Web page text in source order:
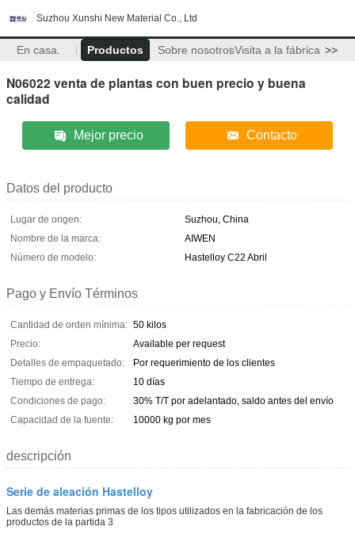
Suzhou Xunshi New Material Co., Ltd
En casa. Productos Sobre nosotrosVisita a la fábrica >>
N06022 venta de plantas con buen precio y buena
calidad
Mejor precio Contacto
Datos del producto
Lugar de origen:
Suzhou, China
Nombre de la marca:
AIWEN
Número de modelo:
Hastelloy C22 Abril
Pago y Envío Términos
Cantidad de orden mínima: 50 kilos
Precio:
Available per request
Detalles de empaquetado:
Por requerimiento de los clientes
Tiempo de entrega:
10 días
Condiciones de pago:
30% T/T por adelantado, saldo antes del envío
Capacidad de la fuente:
10000 kg por mes
descripción
Serie de aleación Hastelloy
Las demás materias primas de los tipos utilizados en la fabricación de los
productos de la partida 3